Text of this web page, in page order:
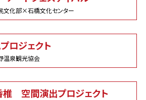
化部×石橋文化センター
ロジェクト
泉観光協会
椎 空間演出プロジェクト